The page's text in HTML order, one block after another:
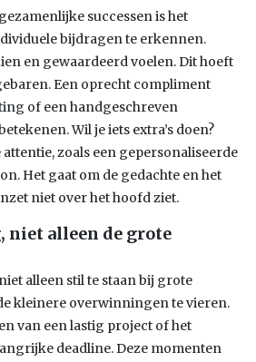
successen is het
bijdragen te erkennen.
en gewaardeerd voelen. Dit hoeft
Een oprecht compliment
of een handgeschreven
Wil je iets extra’s doen?
zoals een gepersonaliseerde
Het gaat om de gedachte en het
niet over het hoofd ziet.
niet alleen de grote
alleen stil te staan bij grote
kleinere overwinningen te vieren.
van een lastig project of het
deadline. Deze momenten